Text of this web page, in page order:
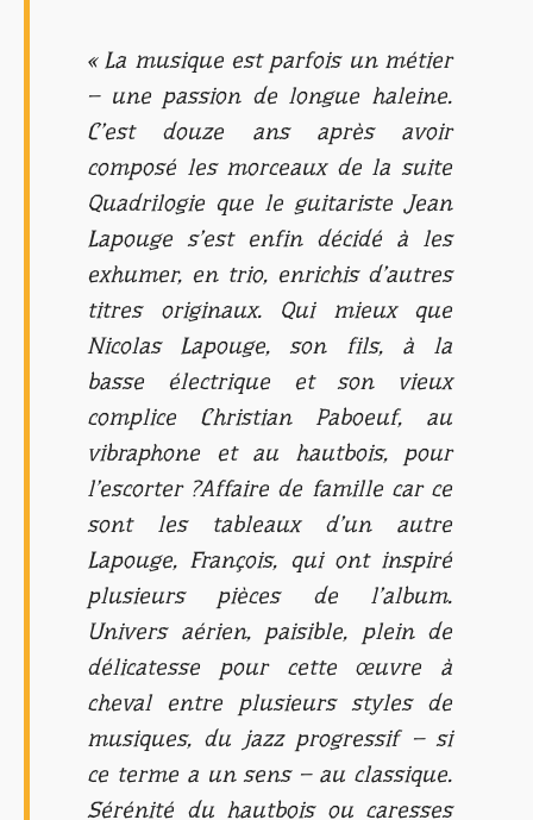
« La musique est parfois un métier
– une passion de longue haleine.
C’est douze ans après avoir
composé les morceaux de la suite
Quadrilogie que le guitariste Jean
Lapouge s’est enfin décidé à les
exhumer, en trio, enrichis d’autres
titres originaux. Qui mieux que
Nicolas Lapouge, son fils, à la
basse électrique et son vieux
complice Christian Paboeuf, au
vibraphone et au hautbois, pour
l’escorter ?Affaire de famille car ce
sont les tableaux d’un autre
Lapouge, François, qui ont inspiré
plusieurs pièces de l’album.
Univers aérien, paisible, plein de
délicatesse pour cette œuvre à
cheval entre plusieurs styles de
musiques, du jazz progressif – si
ce terme a un sens – au classique.
Sérénité du hautbois ou caresses